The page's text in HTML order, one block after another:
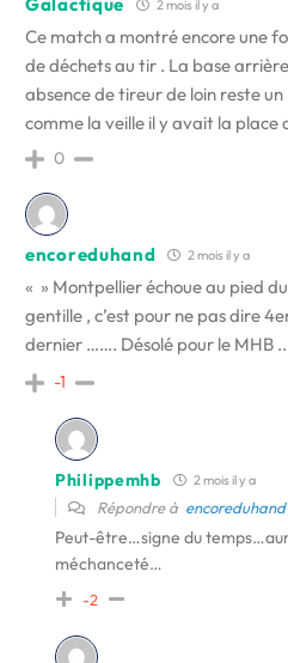
2 mois il y a
Ce match a montré encore une
de déchets au tir . La base
absence de tireur de loin reste
comme la veille il y avait la
0
encoreduhand 2 mois il y a
« » Montpellier échoue au pied
gentille , c’est pour ne pas dire
dernier ……. Désolé pour le MHB
-1
Philippemhb 2 mois il y a
Répondre à encoreduhand
Peut-être…signe du
méchanceté…
-2